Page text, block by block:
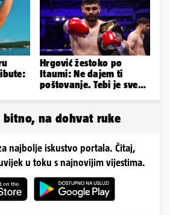
Hrgović žestoko po
Itaumi: Ne dajem ti
poštovanje. Tebi je sve
bitno, na dohvat ruke
najbolje iskustvo portala. Čitaj,
u toku s najnovijim vijestima.